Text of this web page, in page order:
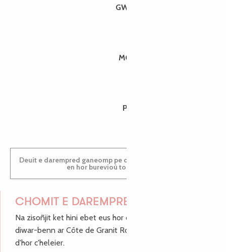
GWENAËLLE
MORGANE
PAULINE
Deuit e darempred ganeomp pe deuit da welet ac'hanomp
en hor burevioù touristerezh
CHOMIT E DAREMPRED !
Na zisoñjit ket hini ebet eus hor c'hinnigoù mat ha keleier
diwar-benn ar Côte de Granit Rose, enskrivit hoc'h anv
d'hor c'heleier.